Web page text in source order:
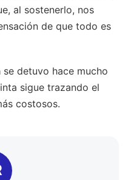
al sostenerlo, nos
de que todo es
detuvo hace mucho
sigue trazando el
costosos.